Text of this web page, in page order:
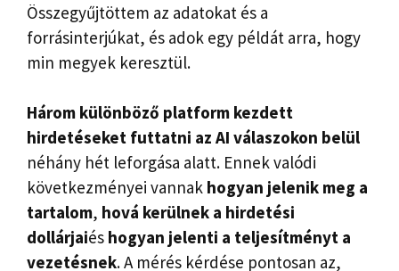
Összegyűjtöttem az adatokat és a
forrásinterjúkat, és adok egy példát arra, hogy
min megyek keresztül.
Három különböző platform kezdett
hirdetéseket futtatni az AI válaszokon belül
néhány hét leforgása alatt. Ennek valódi
következményei vannak hogyan jelenik meg a
tartalom, hová kerülnek a hirdetési
dollárjaiés hogyan jelenti a teljesítményt a
vezetésnek. A mérés kérdése pontosan az,